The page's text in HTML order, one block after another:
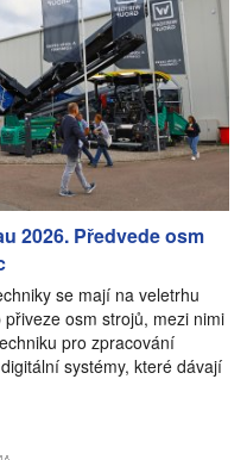
2026. Předvede osm
se mají na veletrhu
osm strojů, mezi nimi
pro zpracování
systémy, které dávají